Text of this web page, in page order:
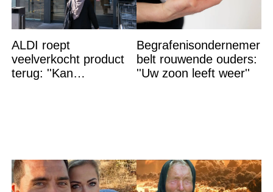
ALDI roept
veelverkocht product
terug: ''Kan
Begrafenisondernemer
belt rouwende ouders:
''Uw zoon leeft weer''